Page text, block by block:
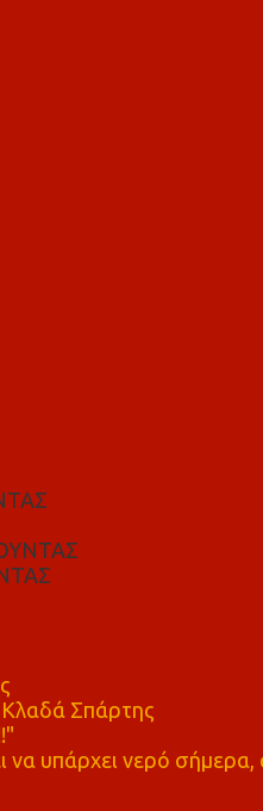
Σπάρτης
υπάρχει νερό σήμερα,